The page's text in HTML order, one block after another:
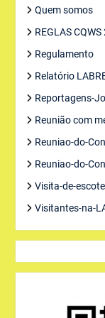
Quem somos
REGLAS
Regulamento
Relatório
Reportagens-
Reunião com
Reuniao-do-
Reuniao-do-
Visita-de-
Visitantes-na-